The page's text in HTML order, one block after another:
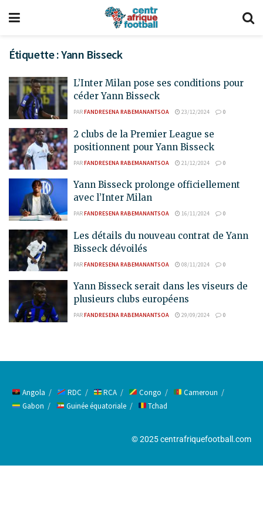
Étiquette :Yann Bisseck
L’Inter Milan pose ses conditions pour
céder Yann Bisseck
PARFANDRESENA RABEMANANTSOA 23/12/2024 0
2 clubs de la Premier League se
positionnent pour Yann Bisseck
PARFANDRESENA RABEMANANTSOA 21/12/2024 0
Yann Bisseck prolonge officiellement
avec l’Inter Milan
PARFANDRESENA RABEMANANTSOA 16/11/2024 0
Les détails du nouveau contrat de Yann
Bisseck dévoilés
PARFANDRESENA RABEMANANTSOA 08/11/2024 0
Yann Bisseck serait dans les viseurs de
plusieurs clubs européens
PARFANDRESENA RABEMANANTSOA 29/09/2024 0
Angola RDC RCA Congo
Cameroun
Gabon
Guinée équatoriale Tchad
© 2025 centrafriquefootball.com